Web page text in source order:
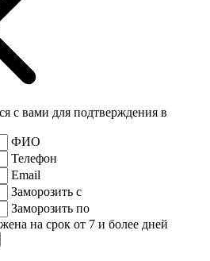
с вами для подтверждения в
ФИО
Телефон
Email
Заморозить с
Заморозить по
на срок от 7 и более дней